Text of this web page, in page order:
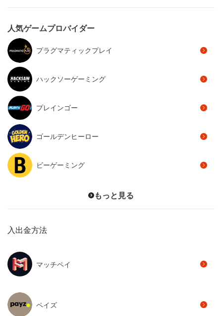
人気ゲームプロバイダー
プラグマティックプレイ
ハックソーゲーミング
プレインゴー
ゴールデンヒーロー
ビーゲーミング
もっと見る
入出金方法
マッチペイ
ペイズ